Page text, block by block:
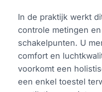
In de praktijk werkt
controle metingen
schakelpunten. U
comfort en
voorkomt een
een enkel toestel